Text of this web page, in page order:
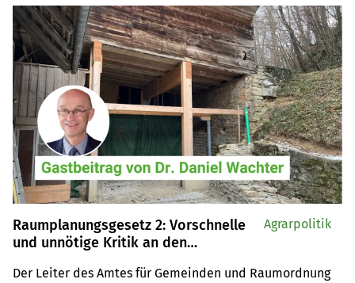
Raumplanungsgesetz 2: Vorschnelle
und unnötige Kritik an den
Der Leiter des Amtes für Gemeinden und Raumordnung
Agrarpolitik